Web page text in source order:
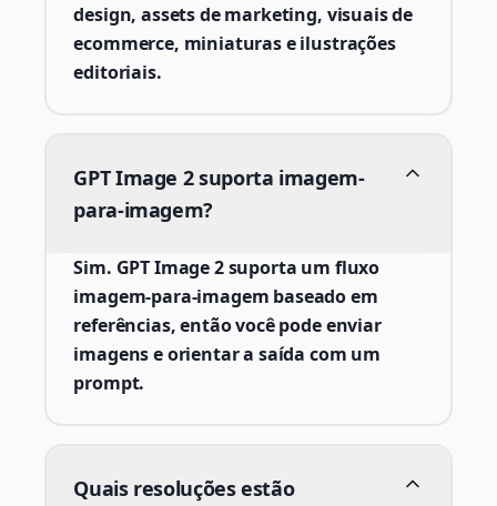
design, assets de marketing, visuais de
ecommerce, miniaturas e ilustrações
editoriais.
GPT Image 2 suporta imagem-
para-imagem?
Sim. GPT Image 2 suporta um fluxo
imagem-para-imagem baseado em
referências, então você pode enviar
imagens e orientar a saída com um
prompt.
Quais resoluções estão